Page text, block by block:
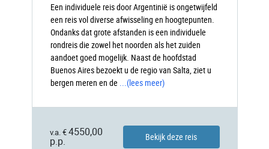
Een individuele reis door Argentinië is ongetwijfeld
een reis vol diverse afwisseling en hoogtepunten.
Ondanks dat grote afstanden is een individuele
rondreis die zowel het noorden als het zuiden
aandoet goed mogelijk. Naast de hoofdstad
Buenos Aires bezoekt u de regio van Salta, ziet u
bergen meren en de ...(lees meer)
v.a. € 4550,00
p.p.
Bekijk deze reis